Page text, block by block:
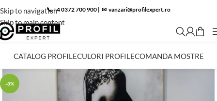
Skip to navigation
Skip to main content
📞 +4 0372 700 900 | ✉︎ vanzari@profilexpert.ro
CATALOG PROFILECULORI PROFILECOMANDA MOSTRE
-8%